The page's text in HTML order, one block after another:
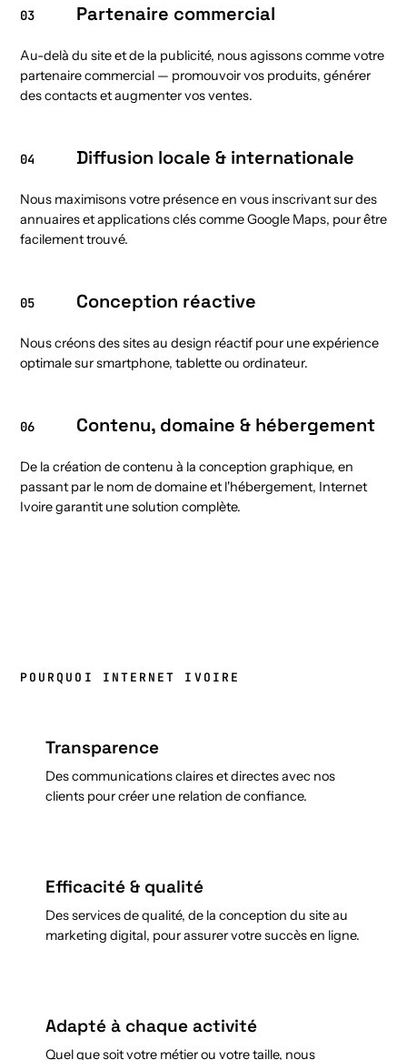
03 Partenaire commercial
Au-delà du site et de la publicité, nous agissons comme votre
partenaire commercial — promouvoir vos produits, générer
des contacts et augmenter vos ventes.
04 Diffusion locale & internationale
Nous maximisons votre présence en vous inscrivant sur des
annuaires et applications clés comme Google Maps, pour être
facilement trouvé.
05 Conception réactive
Nous créons des sites au design réactif pour une expérience
optimale sur smartphone, tablette ou ordinateur.
06 Contenu, domaine & hébergement
De la création de contenu à la conception graphique, en
passant par le nom de domaine et l'hébergement, Internet
Ivoire garantit une solution complète.
POURQUOI INTERNET IVOIRE
Transparence
Des communications claires et directes avec nos
clients pour créer une relation de confiance.
Efficacité & qualité
Des services de qualité, de la conception du site au
marketing digital, pour assurer votre succès en ligne.
Adapté à chaque activité
Quel que soit votre métier ou votre taille, nous